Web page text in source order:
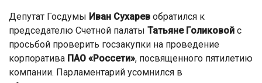
Депутат Госдумы Иван Сухарев обратился к
председателю Счетной палаты Татьяне Голиковой с
просьбой проверить госзакупки на проведение
корпоратива ПАО «Россети», посвященного пятилетию
компании. Парламентарий усомнился в